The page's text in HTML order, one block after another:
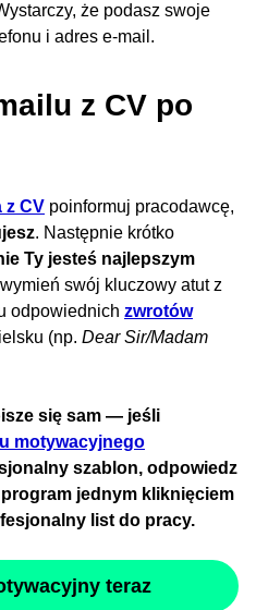
że podasz swoje
i adres e-mail.
z CV po
z CV poinformuj pracodawcę,
. Następnie krótko
Ty jesteś najlepszym
swój kluczowy atut z
odpowiednich zwrotów
(np. Dear Sir/Madam
się sam — jeśli
motywacyjnego
szablon, odpowiedz
jednym kliknięciem
list do pracy.
teraz